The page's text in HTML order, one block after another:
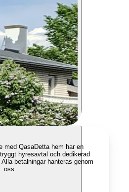
med QasaDetta hem har en
hyresavtal och dedikerad
betalningar hanteras genom
oss.